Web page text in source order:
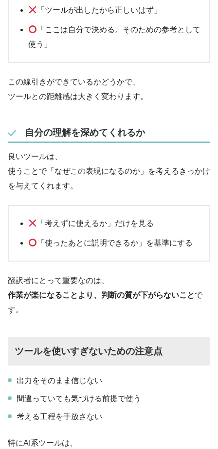
「ツールが出したから正しいはず」
「ここは自分で決める。そのための参考として
使う」
この線引きができているかどうかで、
ツールとの距離感は大きく変わります。
自分の理解を深めてくれるか
良いツールは、
使うことで「なぜこの表現になるのか」を考えるきっかけ
を与えてくれます。
「考えずに使えるか」だけを見る
「使ったあとに説明できるか」を基準にする
翻訳者にとって重要なのは、
作業が楽になることより、判断の質が下がらないことで
す。
ツールを使いすぎないための注意点
出力をそのまま信じない
間違っていても気づける前提で使う
考える工程を手放さない
特にAI系ツールは、